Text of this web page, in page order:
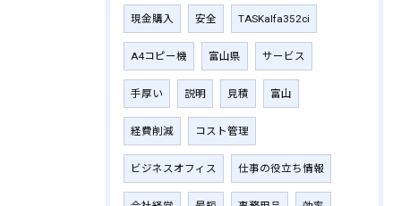
現金購入 安全 TASKalfa352ci
A4コピー機 富山県 サービス
手厚い 説明 見積 富山
経費削減 コスト管理
ビジネスオフィス 仕事の役立ち情報